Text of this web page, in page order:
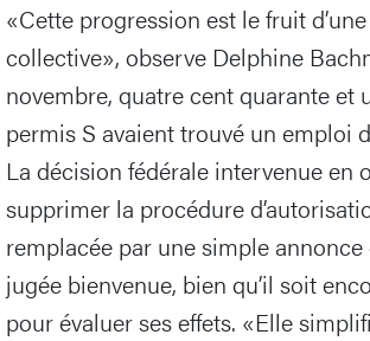
«Cette progression est le fruit
collective», observe Delphine
novembre, quatre cent quarante et
permis S avaient trouvé un emploi
La décision fédérale intervenue en
supprimer la procédure
remplacée par une simple annonce
jugée bienvenue, bien qu’il soit
pour évaluer ses effets. «Elle